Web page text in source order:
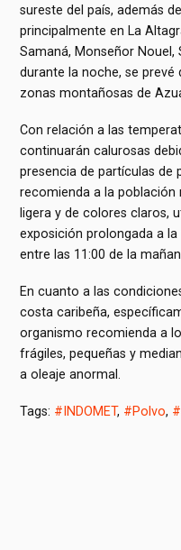
sureste del país, además
principalmente en La
Samaná, Monseñor Nouel,
durante la noche, se prevé
zonas montañosas de
Con relación a las
continuarán calurosas
presencia de partículas de
recomienda a la población
ligera y de colores claros,
exposición prolongada a
entre las 11:00 de la
En cuanto a las
costa caribeña,
organismo recomienda a
frágiles, pequeñas y
a oleaje anormal.
Tags: #INDOMET, #Polvo,